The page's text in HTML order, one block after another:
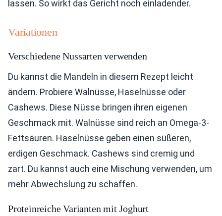
lassen. So wirkt das Gericht noch einladender.
Variationen
Verschiedene Nussarten verwenden
Du kannst die Mandeln in diesem Rezept leicht
ändern. Probiere Walnüsse, Haselnüsse oder
Cashews. Diese Nüsse bringen ihren eigenen
Geschmack mit. Walnüsse sind reich an Omega-3-
Fettsäuren. Haselnüsse geben einen süßeren,
erdigen Geschmack. Cashews sind cremig und
zart. Du kannst auch eine Mischung verwenden, um
mehr Abwechslung zu schaffen.
Proteinreiche Varianten mit Joghurt